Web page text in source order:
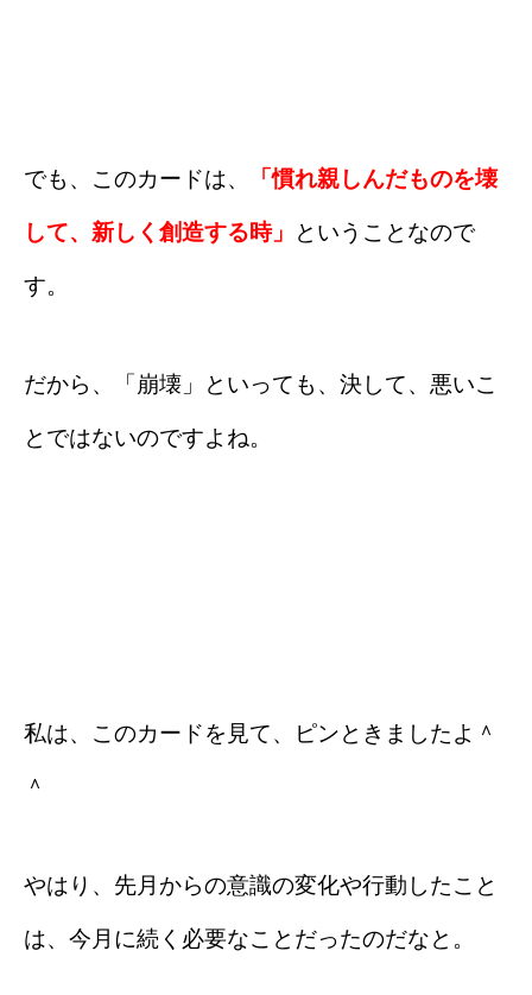
でも、このカードは、 「慣れ親しんだものを壊
して、新しく創造する時」 ということなので
す。
だから、「崩壊」といっても、決して、悪いこ
とではないのですよね。
私は、このカードを見て、ピンときましたよ＾
＾
やはり、先月からの意識の変化や行動したこと
は、今月に続く必要なことだったのだなと。